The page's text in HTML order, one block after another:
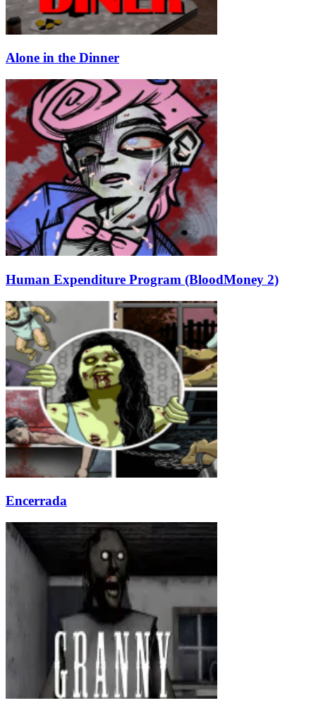
Alone in the Dinner
Human Expenditure Program (BloodMoney 2)
Encerrada